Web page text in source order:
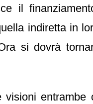
il
indiretta in
si dovrà